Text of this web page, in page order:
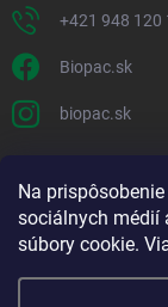
Na
sociálnych médií
súbory cookie.
+421 948 120
Biopac.sk
biopac.sk
Good